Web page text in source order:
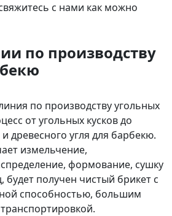
с нами как можно
по производству
по производству угольных
от угольных кусков до
древесного угля для барбекю.
измельчение,
формование, сушку
будет получен чистый брикет с
способностью, большим